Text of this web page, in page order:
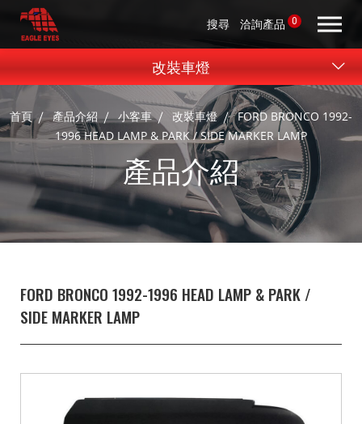
搜尋 洽詢產品 0
首頁 產品介紹 小客車 改裝車燈
FORD BRONCO 1992-
1996 HEAD LAMP & PARK / SIDE MARKER LAMP
產品介紹
改裝車燈
FORD BRONCO 1992-1996 HEAD LAMP & PARK /
SIDE MARKER LAMP